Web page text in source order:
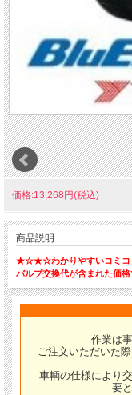
価格:13,268円(税込)
商品説明
★☆★☆わかりやすいコミコ
バルブ交換代が含まれた
作業は
ご注文いただいた
車輌の仕様により
要